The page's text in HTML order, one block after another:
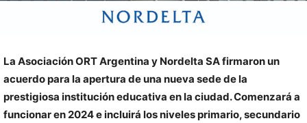
La Asociación ORT Argentina y Nordelta SA firmaron un
acuerdo para la apertura de una nueva sede de la
prestigiosa institución educativa en la ciudad. Comenzará a
funcionar en 2024 e incluirá los niveles primario, secundario